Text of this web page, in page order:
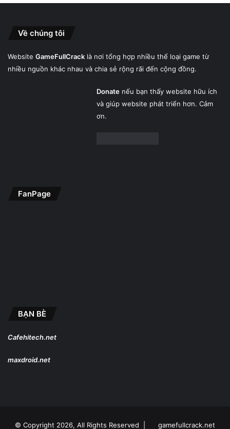
Về chúng tôi
Website GameFullCrack là nơi tổng hợp nhiều thể loại game từ
nhiều nguồn khác nhau và chia sẻ rộng rãi đến cộng đồng.
Donatenếu bạn thấy website hữu ích
và giúp website phát triển hơn. Cảm
ơn.
FanPage
BẠN BÈ
Cafehitech.net
maxdroid.net
© Copyright 2026, All Rights Reserved | gamefullcrack.net